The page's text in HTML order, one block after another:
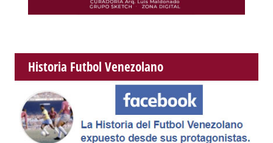
Historia Futbol Venezolano